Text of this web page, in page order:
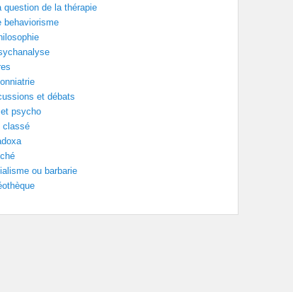
question de la thérapie
behaviorisme
et débats
et psycho
classé
ou barbarie